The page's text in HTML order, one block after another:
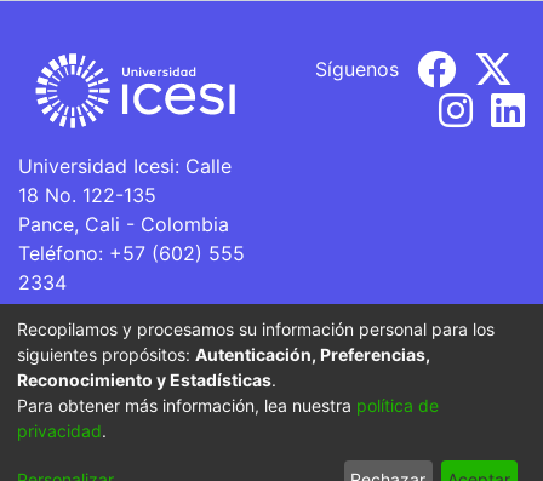
Universidad Icesi: Calle
18 No. 122-135
Pance, Cali - Colombia
Teléfono: +57 (602) 555
2334
ventanillaunica@icesi.edu.co
Síguenos
La Universidad Icesi es una Institución de Educación
Superior que se encuentra sujeta a inspección y vigilancia
por parte del Ministerio de Educación Nacional.
Cookie End User Send
Recopilamos y procesamos su información personal para los
siguientes propósitos: Autenticación, Preferencias,
Reconocimiento y Estadísticas.
Para obtener más información, lea nuestra política de
privacidad.